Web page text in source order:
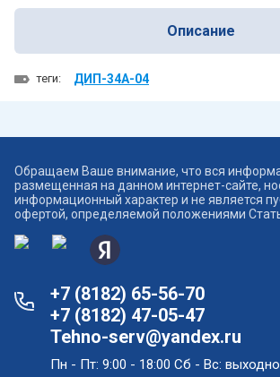
Описание
теги: ДИП-34А-04
Обращаем Ваше внимание, что вся
размещенная на данном интернет-сайте,
информационный характер и не является
офертой, определяемой положениями
+7 (8182) 65-56-70
+7 (8182) 47-05-47
Tehno-serv@yandex.ru
Пн - Пт: 9:00 - 18:00 Сб - Вс: